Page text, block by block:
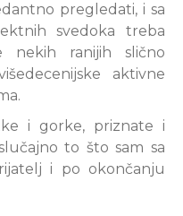
pregledati, i sa
svedoka treba
nekih ranijih slično
aktivne
i gorke, priznate i
to što sam sa
i po okončanju